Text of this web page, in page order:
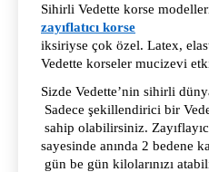
Sihirli Vedette korse
zayıflatıcı korse
iksiriyse çok özel. Latex,
Vedette korseler mucizevi
Sizde Vedette’nin sihirli
Sadece şekillendirici bir
sahip olabilirsiniz.
sayesinde anında 2 bedene
gün be gün kilolarınızı